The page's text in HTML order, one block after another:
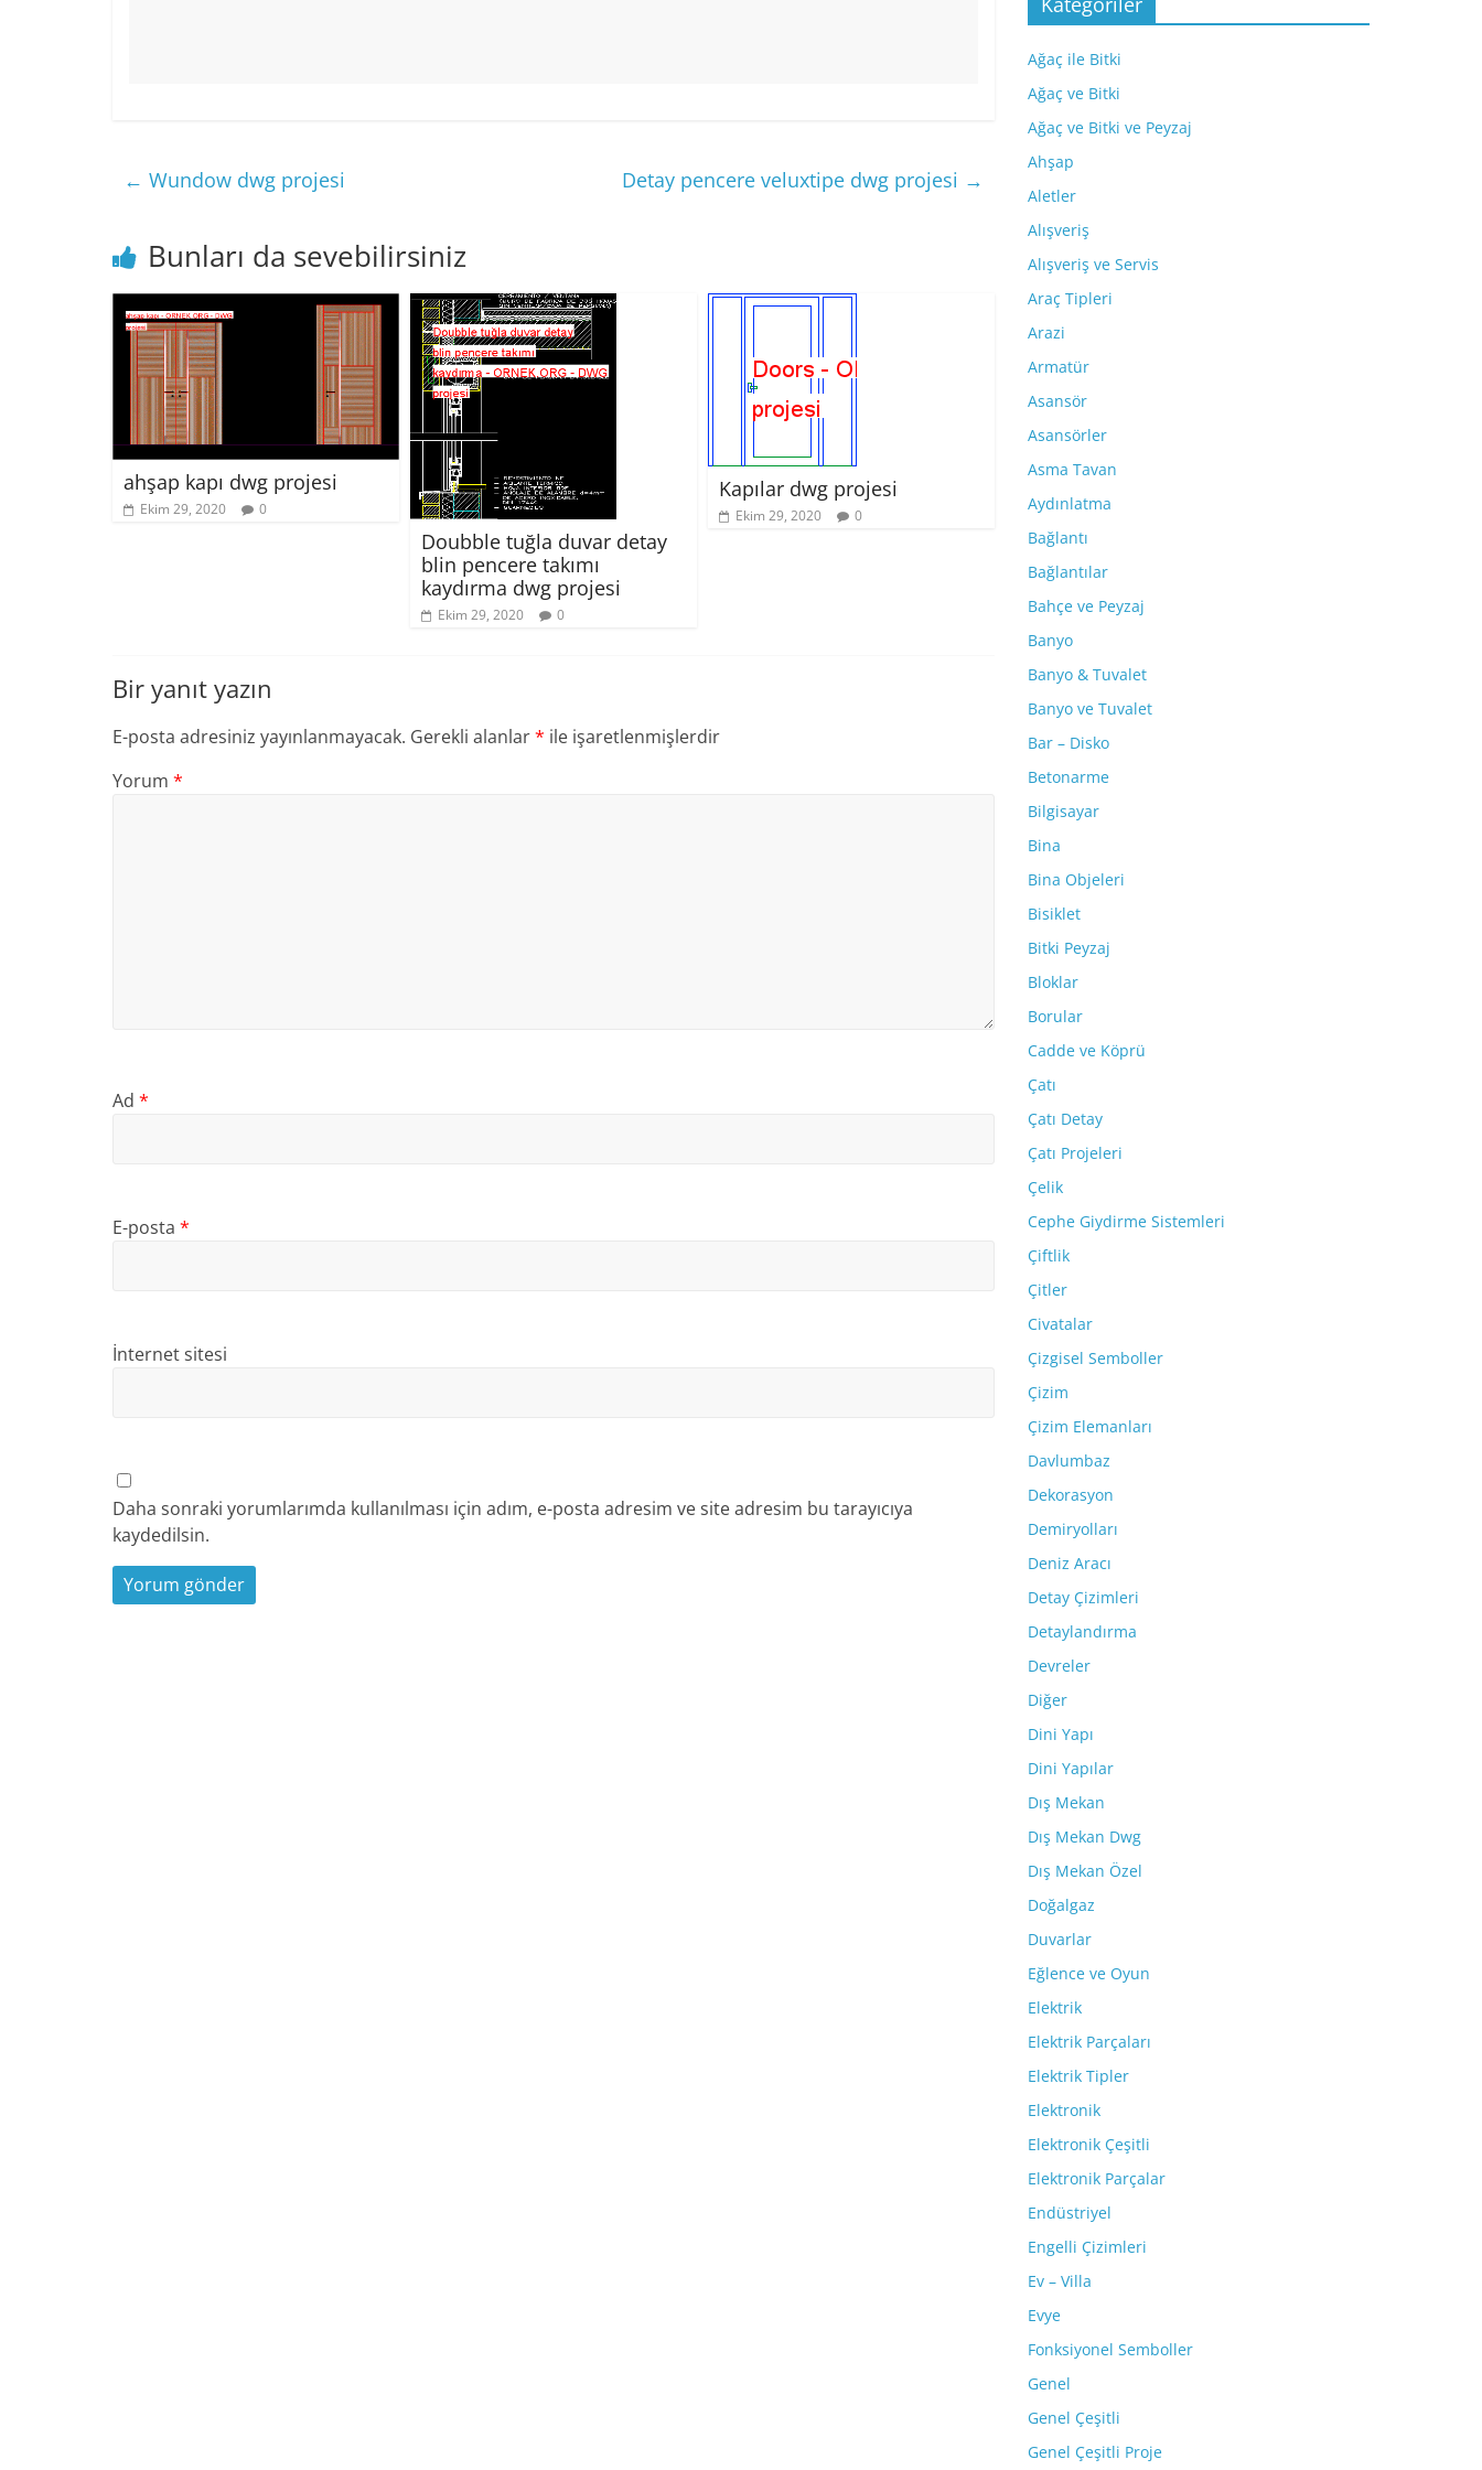
← Wundow dwg projesi Detay pencere veluxtipe dwg projesi →
Bunları da sevebilirsiniz
ahşap kapı dwg projesi
Ekim 29, 2020 0
Doubble tuğla duvar detay
blin pencere takımı
kaydırma dwg projesi
Ekim 29, 2020 0
Kapılar dwg projesi
Ekim 29, 2020 0
Bir yanıt yazın
E-posta adresiniz yayınlanmayacak. Gerekli alanlar* ile işaretlenmişlerdir
Yorum *
Ad *
E-posta *
İnternet sitesi
Daha sonraki yorumlarımda kullanılması için adım, e-posta adresim ve site adresim bu tarayıcıya
kaydedilsin.
Ağaç ile Bitki
Ağaç ve Bitki
Ağaç ve Bitki ve Peyzaj
Ahşap
Aletler
Alışveriş
Alışveriş ve Servis
Araç Tipleri
Arazi
Armatür
Asansör
Asansörler
Asma Tavan
Aydınlatma
Bağlantı
Bağlantılar
Bahçe ve Peyzaj
Banyo
Banyo & Tuvalet
Banyo ve Tuvalet
Bar – Disko
Betonarme
Bilgisayar
Bina
Bina Objeleri
Bisiklet
Bitki Peyzaj
Bloklar
Borular
Cadde ve Köprü
Çatı
Çatı Detay
Çatı Projeleri
Çelik
Cephe Giydirme Sistemleri
Çiftlik
Çitler
Civatalar
Çizgisel Semboller
Çizim
Çizim Elemanları
Davlumbaz
Dekorasyon
Demiryolları
Deniz Aracı
Detay Çizimleri
Detaylandırma
Devreler
Diğer
Dini Yapı
Dini Yapılar
Dış Mekan
Dış Mekan Dwg
Dış Mekan Özel
Doğalgaz
Duvarlar
Eğlence ve Oyun
Elektrik
Elektrik Parçaları
Elektrik Tipler
Elektronik
Elektronik Çeşitli
Elektronik Parçalar
Endüstriyel
Engelli Çizimleri
Ev – Villa
Evye
Fonksiyonel Semboller
Genel
Genel Çeşitli
Genel Çeşitli Proje